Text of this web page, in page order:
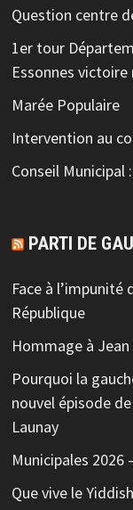
Question centre
1er tour
Essonnes
Marée Populaire
Intervention au
Conseil Municipal
PARTI DE
Face à l’impunité
République
Hommage à
Pourquoi la
nouvel épisode
Launay
Municipales 2026
Que vive le